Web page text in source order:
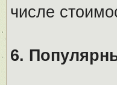
числе
6.